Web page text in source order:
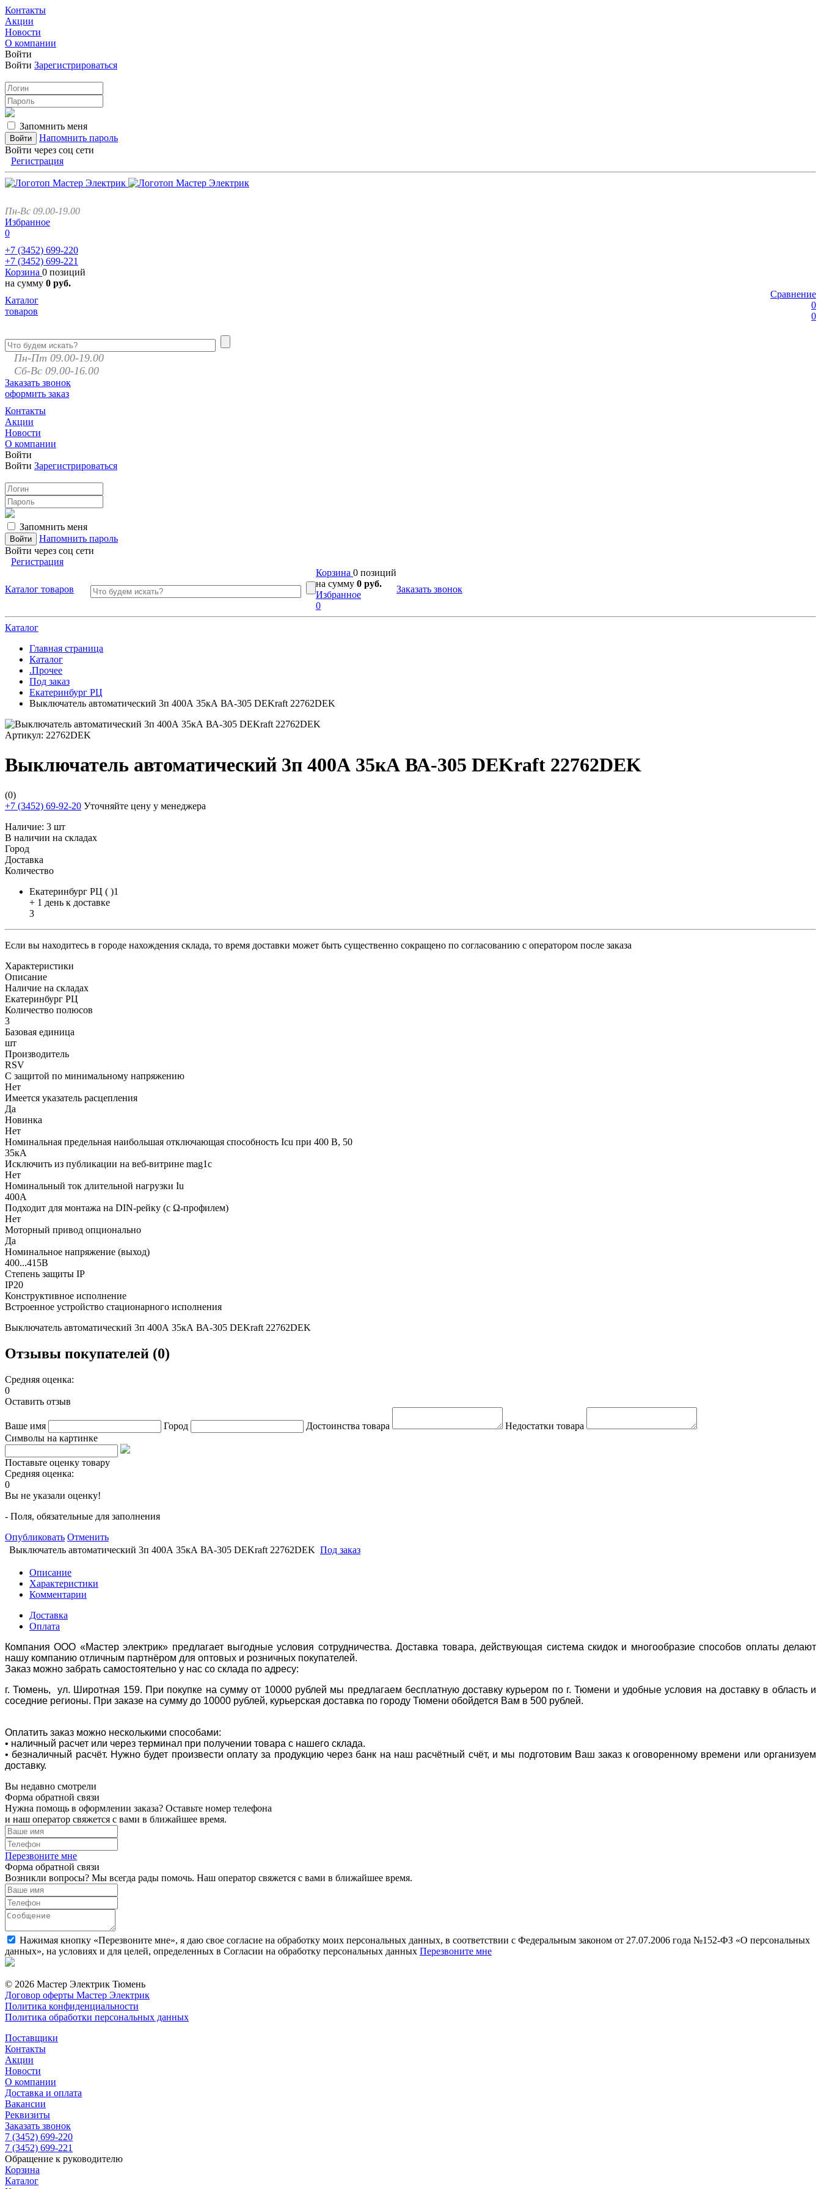
Контакты
Акции
Новости
О компании
Войти
Войти Зарегистрироваться
Запомнить меня
Напомнить пароль
Войти через соц сети
Регистрация
Пн-Вс 09.00-19.00
Избранное
0
+7 (3452) 699-220
+7 (3452) 699-221
Корзина 0 позиций
на сумму 0 руб.
Сравнение
0
0
Каталог
товаров
Пн-Пт 09.00-19.00
Сб-Вс 09.00-16.00
Заказать звонок
оформить заказ
Контакты
Акции
Новости
О компании
Войти
Войти Зарегистрироваться
Запомнить меня
Напомнить пароль
Войти через соц сети
Регистрация
Каталог товаров
Корзина 0 позиций
на сумму 0 руб.
Избранное
0
Заказать звонок
Каталог
Главная страница
Каталог
.Прочее
Под заказ
Екатеринбург РЦ
Выключатель автоматический 3п 400А 35кА ВА-305 DEKraft 22762DEK
Артикул: 22762DEK
Выключатель автоматический 3п 400А 35кА ВА-305 DEKraft 22762DEK
(0)
+7 (3452) 69-92-20 Уточняйте цену у менеджера
Наличие: 3 шт
В наличии на складах
Город
Доставка
Количество
Екатеринбург РЦ ( )1
+ 1 день к доставке
3
Если вы находитесь в городе нахождения склада, то время доставки может быть существенно сокращено по согласованию с оператором после заказа
Характеристики
Описание
Наличие на складах
Екатеринбург РЦ
Количество полюсов
3
Базовая единица
шт
Производитель
RSV
С защитой по минимальному напряжению
Нет
Имеется указатель расцепления
Да
Новинка
Нет
Номинальная предельная наибольшая отключающая способность Icu при 400 В, 50
35кА
Исключить из публикации на веб-витрине mag1c
Нет
Номинальный ток длительной нагрузки Iu
400А
Подходит для монтажа на DIN-рейку (с Ω-профилем)
Нет
Моторный привод опционально
Да
Номинальное напряжение (выход)
400...415В
Степень защиты IP
IP20
Конструктивное исполнение
Встроенное устройство стационарного исполнения
Выключатель автоматический 3п 400А 35кА ВА-305 DEKraft 22762DEK
Отзывы покупателей (0)
Средняя оценка:
0
Оставить отзыв
Ваше имя Город Достоинства товара
Недостатки товара
Символы на картинке
Поставьте оценку товару
Средняя оценка:
0
Вы не указали оценку!
- Поля, обязательные для заполнения
Опубликовать Отменить
Выключатель автоматический 3п 400А 35кА ВА-305 DEKraft 22762DEK Под заказ
Описание
Характеристики
Комментарии
Доставка
Оплата
Компания ООО «Мастер электрик» предлагает выгодные условия сотрудничества. Доставка товара, действующая система скидок и многообразие способов оплаты делают
нашу компанию отличным партнёром для оптовых и розничных покупателей.
Заказ можно забрать самостоятельно у нас со склада по адресу:
г. Тюмень, ул. Широтная 159. При покупке на сумму от 10000 рублей мы предлагаем бесплатную доставку курьером по г. Тюмени и удобные условия на доставку в область и
соседние регионы. При заказе на сумму до 10000 рублей, курьерская доставка по городу Тюмени обойдется Вам в 500 рублей.
Оплатить заказ можно несколькими способами:
• наличный расчет или через терминал при получении товара с нашего склада.
• безналичный расчёт. Нужно будет произвести оплату за продукцию через банк на наш расчётный счёт, и мы подготовим Ваш заказ к оговоренному времени или организуем
доставку.
Вы недавно смотрели
Форма обратной связи
Нужна помощь в оформлении заказа? Оставьте номер телефона
и наш оператор свяжется с вами в ближайшее время.
Перезвоните мне
Форма обратной связи
Возникли вопросы? Мы всегда рады помочь. Наш оператор свяжется с вами в ближайшее время.
Нажимая кнопку «Перезвоните мне», я даю свое согласие на обработку моих персональных данных, в соответствии с Федеральным законом от 27.07.2006 года №152-ФЗ «О персональных
данных», на условиях и для целей, определенных в Согласии на обработку персональных данных Перезвоните мне
© 2026 Мастер Электрик Тюмень
Договор оферты Мастер Электрик
Политика конфиденциальности
Политика обработки персональных данных
Поставщики
Контакты
Акции
Новости
О компании
Доставка и оплата
Вакансии
Реквизиты
Заказать звонок
7 (3452) 699-220
7 (3452) 699-221
Обращение к руководителю
Корзина
Каталог